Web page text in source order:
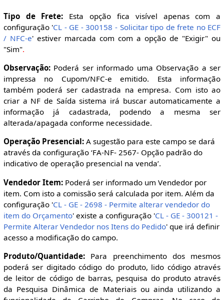
Tipo de Frete: Esta opção fica visível apenas com a
configuração 'CL - GE - 300158 - Solicitar tipo de frete no ECF
/ NFC-e' estiver marcada com com a opção de "Exigir" ou
"Sim".
Observação: Poderá ser informado uma Observação a ser
impressa no Cupom/NFC-e emitido. Esta informação
também poderá ser cadastrada na empresa. Com isto ao
criar a NF de Saída sistema irá buscar automaticamente a
informação já cadastrada, podendo a mesma ser
alterada/apagada conforme necessidade.
Operação Presencial: A sugestão para este campo se dará
através da configuração ‘FA-NF- 2567- Opção padrão do
indicativo de operação presencial na venda’.
Vendedor Item: Poderá ser informado um Vendedor por
item. Com isto a comissão será calculada por item. Além da
configuração 'CL - GE - 2698 - Permite alterar vendedor do
item do Orçamento' existe a configuração 'CL - GE - 300121 -
Permite Alterar Vendedor nos Itens do Pedido' que irá definir
acesso a modificação do campo.
Produto/Quantidade: Para preenchimento dos mesmos
poderá ser digitado código do produto, lido código através
de leitor de código de barras, pesquisa do produto através
da Pesquisa Dinâmica de Materiais ou ainda utilizando a